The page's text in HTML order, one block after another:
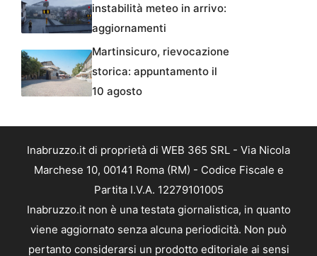
instabilità meteo in arrivo:
aggiornamenti
Martinsicuro, rievocazione
storica: appuntamento il
10 agosto
Inabruzzo.it di proprietà di WEB 365 SRL - Via Nicola
Marchese 10, 00141 Roma (RM) - Codice Fiscale e
Partita I.V.A. 12279101005
Inabruzzo.it non è una testata giornalistica, in quanto
viene aggiornato senza alcuna periodicità. Non può
pertanto considerarsi un prodotto editoriale ai sensi